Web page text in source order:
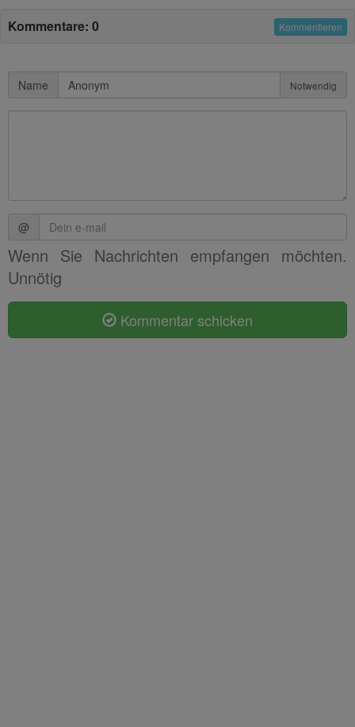
Kommentare: 0 Kommentieren
Name Notwendig
@
Wenn Sie Nachrichten empfangen möchten.
Unnötig
Kommentar schicken